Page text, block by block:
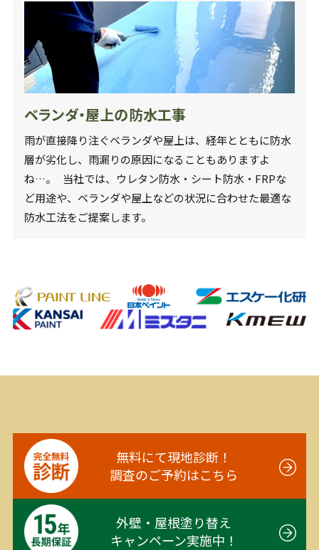
ベランダ・屋上の防水工事
雨が直接降り注ぐベランダや屋上は、経年とともに防水
層が劣化し、雨漏りの原因になることもありますよ
ね…。 当社では、ウレタン防水・シート防水・FRPな
ど用途や、ベランダや屋上などの状況に合わせた最適な
防水工法をご提案します。
無料にて現地診断！
調査のご予約はこちら
外壁・屋根塗り替え
キャンペーン実施中！